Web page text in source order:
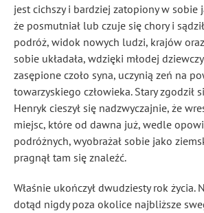
jest cichszy i bardziej zatopiony w sobie
że posmutniał lub czuje się chory i
podróż, widok nowych ludzi, krajów
sobie układała, wdzięki młodej
zasępione czoło syna, uczynią zeń na
towarzyskiego człowieka. Stary zgodził
Henryk cieszył się nadzwyczajnie, że
miejsc, które od dawna już, wedle
podróżnych, wyobrażał sobie jako
pragnął tam się znaleźć.
Właśnie ukończył dwudziesty rok życia.
dotąd nigdy poza okolice najbliższe